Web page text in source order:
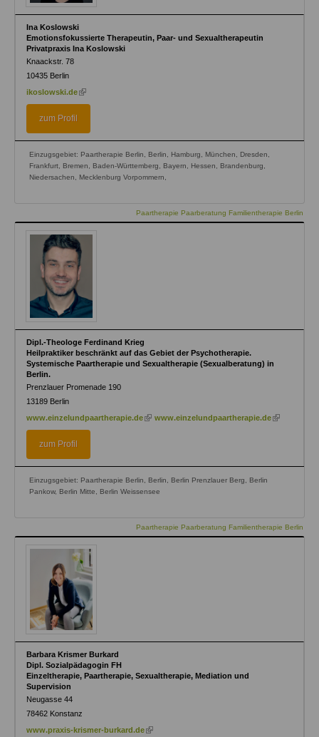
Ina Koslowski
Emotionsfokussierte Therapeutin, Paar- und Sexualtherapeutin
Privatpraxis Ina Koslowski
Knaackstr. 78
10435 Berlin
ikoslowski.de(link
zum Profil
Einzugsgebiet: Paartherapie Berlin, Berlin, Hamburg, München, Dresden,
Frankfurt, Bremen, Baden-Württemberg, Bayern, Hessen, Brandenburg,
Niedersachen, Mecklenburg Vorpommern,
Paartherapie Paarberatung Familientherapie Berlin
Dipl.-Theologe Ferdinand Krieg
Heilpraktiker beschränkt auf das Gebiet der Psychotherapie.
Systemische Paartherapie und Sexualtherapie (Sexualberatung) in
Berlin.
Prenzlauer Promenade 190
13189 Berlin
www.einzelundpaartherapie.de(linkwww.einzelundpaartherapie.de(link
zum Profil
Einzugsgebiet: Paartherapie Berlin, Berlin, Berlin Prenzlauer Berg, Berlin
Pankow, Berlin Mitte, Berlin Weissensee
Paartherapie Paarberatung Familientherapie Berlin
Barbara Krismer Burkard
Dipl. Sozialpädagogin FH
Einzeltherapie, Paartherapie, Sexualtherapie, Mediation und
Supervision
Neugasse 44
78462 Konstanz
www.praxis-krismer-burkard.de (link